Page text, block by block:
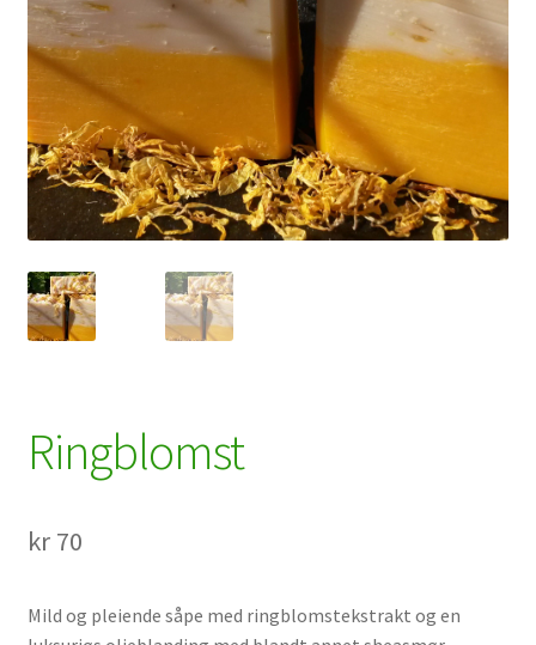
Ringblomst
kr70
Mild og pleiende såpe med ringblomstekstrakt og en